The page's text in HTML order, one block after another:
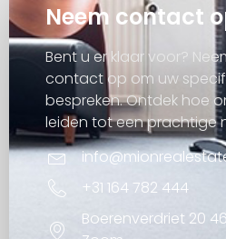
Neem contact
Bent u er klaar voor?
contact op om uw
bespreken. Ontdek hoe
leiden tot een prachtige
+31 164 782 444
Boerenverdriet 20